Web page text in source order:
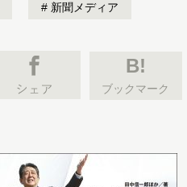
新聞メディア
B!
ブックマーク